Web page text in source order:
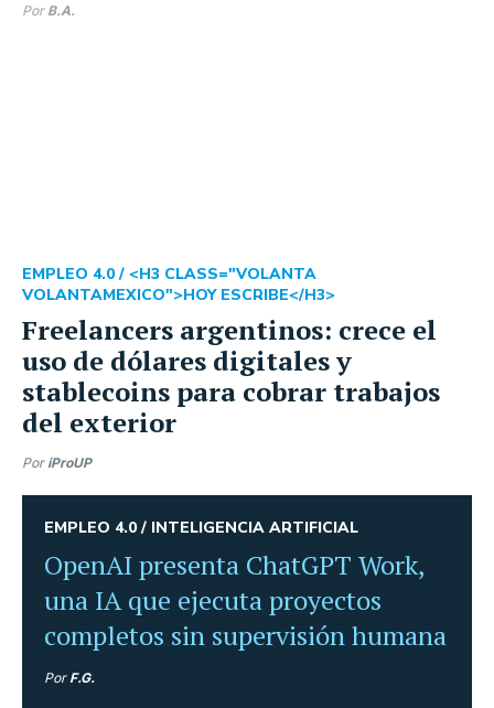
Por B.A.
Freelancers argentinos: crece el
uso de dólares digitales y
stablecoins para cobrar trabajos
del exterior
EMPLEO 4.0 / <H3 CLASS="VOLANTA
VOLANTAMEXICO">HOY ESCRIBE</H3>
Por iProUP
OpenAI presenta ChatGPT Work,
una IA que ejecuta proyectos
completos sin supervisión humana
EMPLEO 4.0 / INTELIGENCIA ARTIFICIAL
Por F.G.